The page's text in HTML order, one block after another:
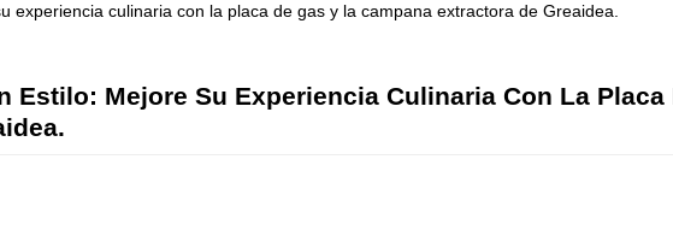
experiencia culinaria con la placa de gas y la campana extractora de Greaidea.
Estilo: Mejore Su Experiencia Culinaria Con La Placa